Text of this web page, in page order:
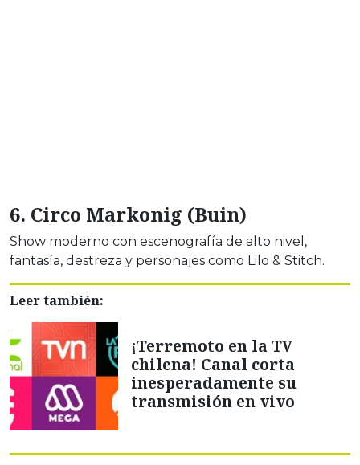
6. Circo Markonig (Buin)
Show moderno con escenografía de alto nivel,
fantasía, destreza y personajes como Lilo & Stitch.
Leer también:
¡Terremoto en la TV
chilena! Canal corta
inesperadamente su
transmisión en vivo